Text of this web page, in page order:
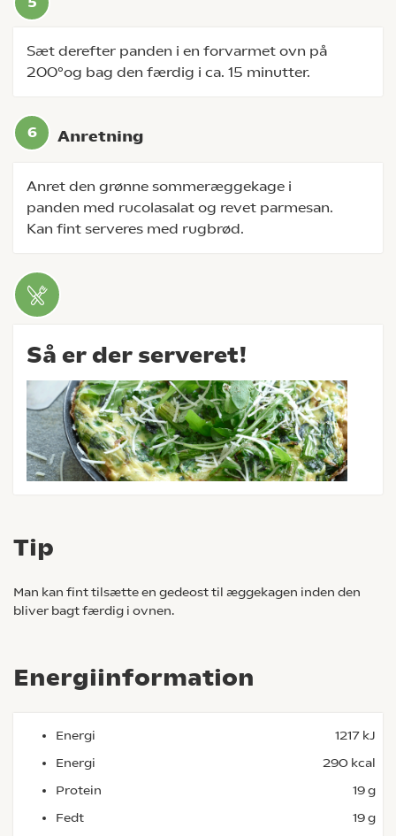
Sæt derefter panden i en forvarmet ovn på
200°og bag den færdig i ca. 15 minutter.
Anretning
Anret den grønne sommeræggekage i
panden med rucolasalat og revet parmesan.
Kan fint serveres med rugbrød.
Så er der serveret!
Tip
Man kan fint tilsætte en gedeost til æggekagen inden den
bliver bagt færdig i ovnen.
Energiinformation
Energi
1217 kJ
Energi
290 kcal
Protein
19 g
Fedt
19 g